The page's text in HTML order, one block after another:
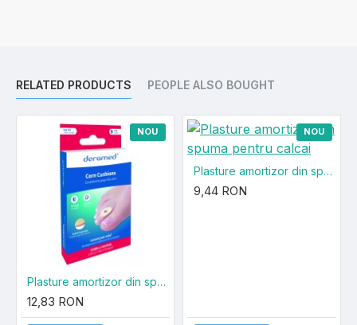
RELATED PRODUCTS PEOPLE ALSO BOUGHT
NOU
Plasture amortizor din spuma pentru bataturi
12,83 RON
NOU
Plasture amortizor din spuma pentru calcai
9,44 RON